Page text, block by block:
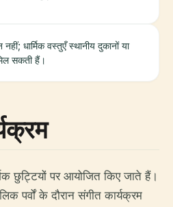
धार्मिक वस्तुएँ स्थानीय दुकानों या
सकती हैं।
छुट्टियों पर आयोजित किए जाते हैं।
पर्वों के दौरान संगीत कार्यक्रम